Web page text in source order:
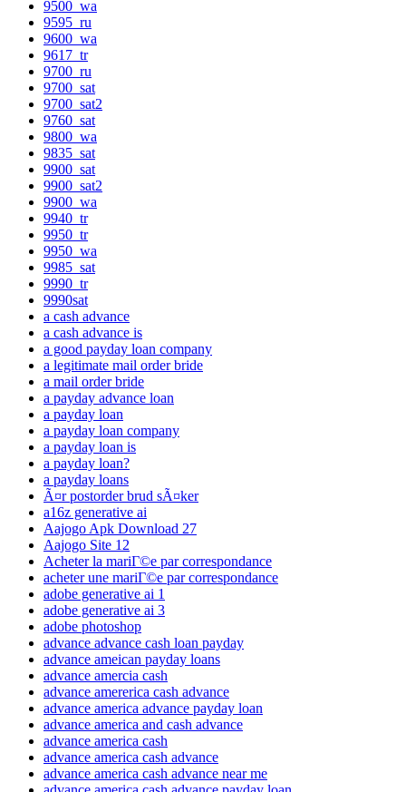
9500_wa
9595_ru
9600_wa
9617_tr
9700_ru
9700_sat
9700_sat2
9760_sat
9800_wa
9835_sat
9900_sat
9900_sat2
9900_wa
9940_tr
9950_tr
9950_wa
9985_sat
9990_tr
9990sat
a cash advance
a cash advance is
a good payday loan company
a legitimate mail order bride
a mail order bride
a payday advance loan
a payday loan
a payday loan company
a payday loan is
a payday loan?
a payday loans
Ã¤r postorder brud sÃ¤ker
a16z generative ai
Aajogo Apk Download 27
Aajogo Site 12
Acheter la mariГ©e par correspondance
acheter une mariГ©e par correspondance
adobe generative ai 1
adobe generative ai 3
adobe photoshop
advance advance cash loan payday
advance ameican payday loans
advance amercia cash
advance amererica cash advance
advance america advance payday loan
advance america and cash advance
advance america cash
advance america cash advance
advance america cash advance near me